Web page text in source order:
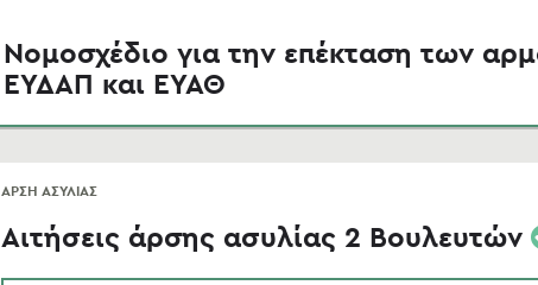
Νομοσχέδιο για την επέκταση των
ΕΥΔΑΠ και ΕΥΑΘ
ΑΡΣΗ ΑΣΥΛΙΑΣ
Αιτήσεις άρσης ασυλίας 2 Βουλευτών